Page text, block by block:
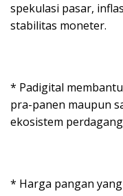
spekulasi pasar,
stabilitas moneter.
* Padigital
pra-panen maupun
ekosistem
* Harga pangan